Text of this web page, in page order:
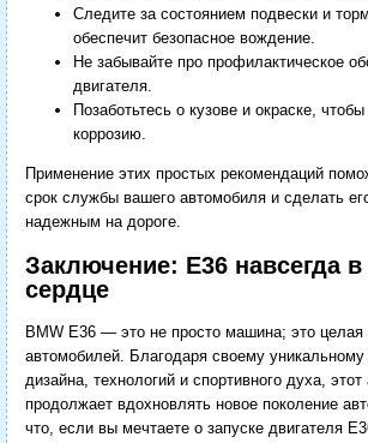
Следите за состоянием подвески и
обеспечит безопасное вождение.
Не забывайте про профилактическое
двигателя.
Позаботьтесь о кузове и окраске,
коррозию.
Применение этих простых рекомендаций
срок службы вашего автомобиля и сделать
надежным на дороге.
Заключение: E36 навсегда
сердце
BMW E36 — это не просто машина; это целая
автомобилей. Благодаря своему
дизайна, технологий и спортивного духа,
продолжает вдохновлять новое поколение
что, если вы мечтаете о запуске двигателя